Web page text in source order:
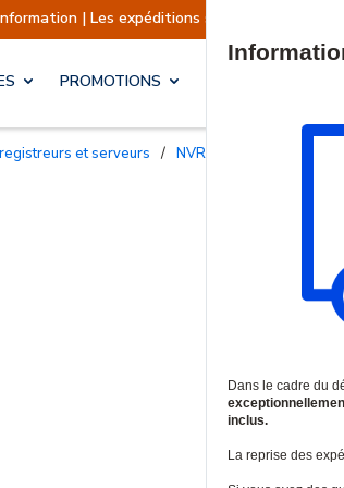
| Les expéditions sont actuellement
PROMOTIONS
et serveurs / NVRs